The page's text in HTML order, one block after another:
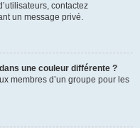
contactez
un message privé.
une couleur différente ?
membres d’un groupe pour les